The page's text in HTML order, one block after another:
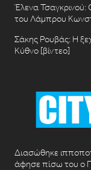
Έλενα Τσαγκρινού:
του Λάμπρου
Σάκης Ρουβάς: Η
Κύθνο [βίντεο]
Διασώθηκε
άφησε πίσω του ο